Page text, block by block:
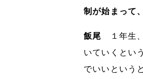
制が始まって
飯尾 １年生
いていくとい
でいいという